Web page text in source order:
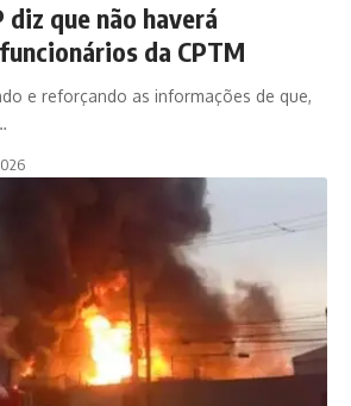
diz que não haverá
da CPTM
e reforçando as informações de que,